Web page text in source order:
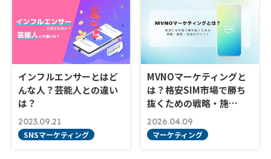
インフルエンサーとはど
んな人？芸能人との違い
は？
2023.09.21
SNSマーケティング
MVNOマーケティングと
は？格安SIM市場で勝ち
抜くための戦略・施…
2026.04.09
マーケティング